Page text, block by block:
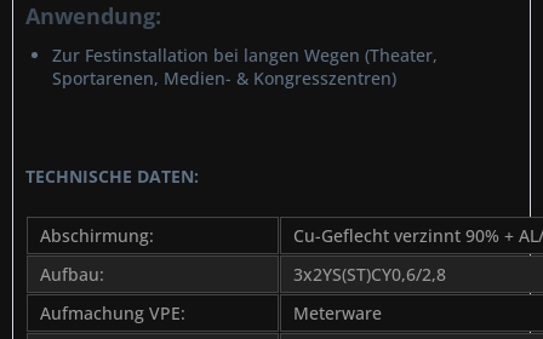
Anwendung:
Zur Festinstallation bei langen Wegen (Theater,
Sportarenen, Medien- & Kongresszentren)
TECHNISCHE DATEN:
Abschirmung:
Cu-Geflecht verzinnt 90% +
Aufbau:
3x2YS(ST)CY0,6/2,8
Aufmachung VPE:
Meterware